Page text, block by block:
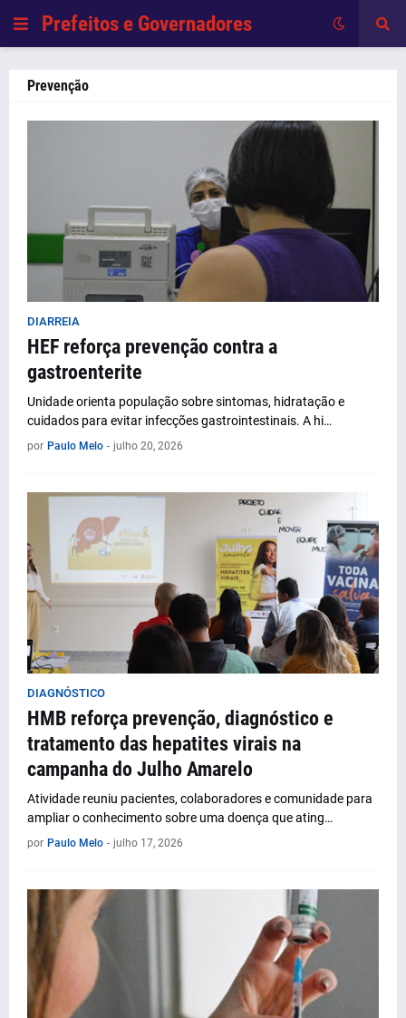
Prefeitos e Governadores
Prevenção
DIARREIA
HEF reforça prevenção contra a
gastroenterite
Unidade orienta população sobre sintomas, hidratação e
cuidados para evitar infecções gastrointestinais. A hi…
por Paulo Melo - julho 20, 2026
DIAGNÓSTICO
HMB reforça prevenção, diagnóstico e
tratamento das hepatites virais na
campanha do Julho Amarelo
Atividade reuniu pacientes, colaboradores e comunidade para
ampliar o conhecimento sobre uma doença que ating…
por Paulo Melo - julho 17, 2026